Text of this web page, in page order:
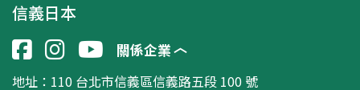
信義日本
關係企業
地址： 110 台北市信義區信義路五段 100 號